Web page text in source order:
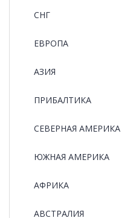
СНГ
ЕВРОПА
АЗИЯ
ПРИБАЛТИКА
СЕВЕРНАЯ АМЕРИКА
ЮЖНАЯ АМЕРИКА
АФРИКА
АВСТРАЛИЯ